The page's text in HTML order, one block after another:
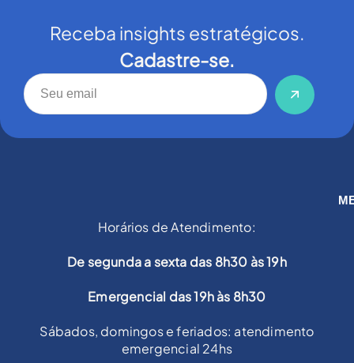
Receba insights estratégicos.
Cadastre-se.
Horários de Atendimento:
De segunda a sexta das 8h30 às 19h
Emergencial das 19h às 8h30
Sábados, domingos e feriados: atendimento
emergencial 24hs